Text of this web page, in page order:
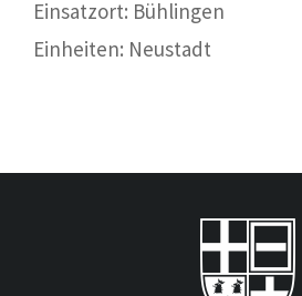
Einsatzort: Bühlingen
Einheiten: Neustadt